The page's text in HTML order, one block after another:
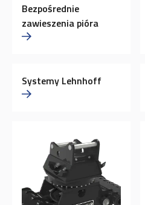
Bezpośrednie
zawieszenia pióra
Systemy Lehnhoff